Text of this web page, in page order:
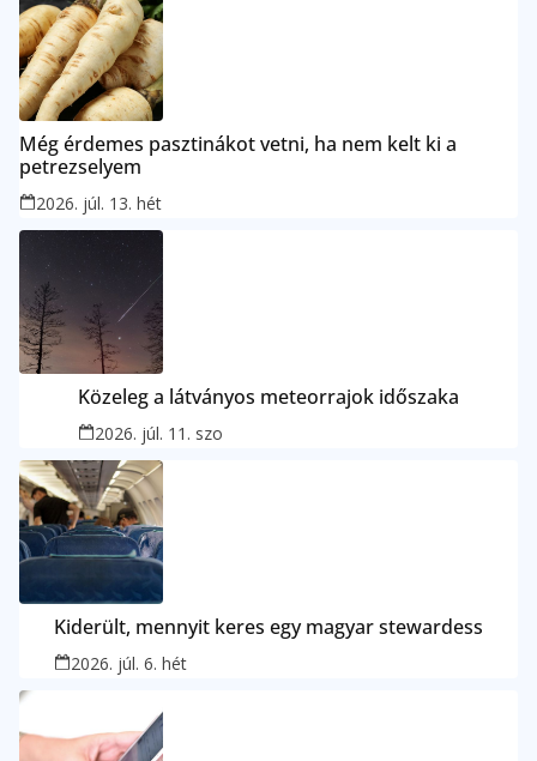
Még érdemes pasztinákot vetni, ha nem kelt ki a
petrezselyem
2026. júl. 13. hét
Közeleg a látványos meteorrajok időszaka
2026. júl. 11. szo
Kiderült, mennyit keres egy magyar stewardess
2026. júl. 6. hét